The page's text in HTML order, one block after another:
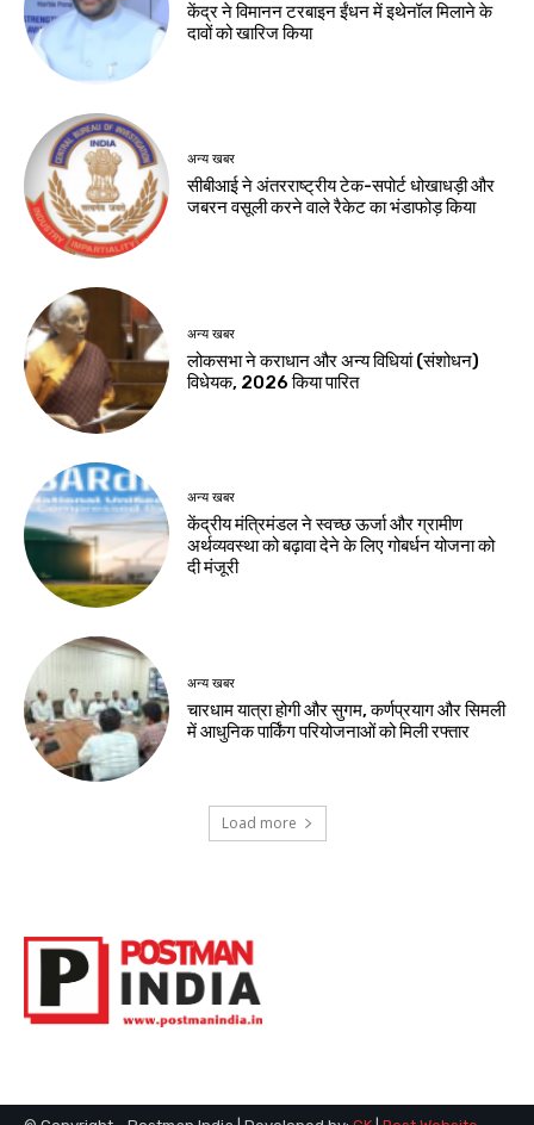
केंद्र ने विमानन टरबाइन ईंधन में इथेनॉल मिलाने के
दावों को खारिज किया
अन्य खबर
सीबीआई ने अंतरराष्ट्रीय टेक-सपोर्ट धोखाधड़ी और
जबरन वसूली करने वाले रैकेट का भंडाफोड़ किया
अन्य खबर
लोकसभा ने कराधान और अन्य विधियां (संशोधन)
विधेयक, 2026 किया पारित
अन्य खबर
केंद्रीय मंत्रिमंडल ने स्वच्छ ऊर्जा और ग्रामीण
अर्थव्यवस्था को बढ़ावा देने के लिए गोबर्धन योजना को
दी मंजूरी
अन्य खबर
चारधाम यात्रा होगी और सुगम, कर्णप्रयाग और सिमली
में आधुनिक पार्किंग परियोजनाओं को मिली रफ्तार
Load more